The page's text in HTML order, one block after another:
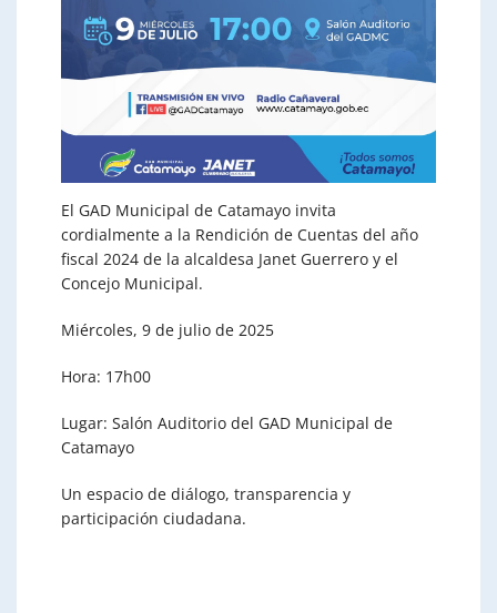
El GAD Municipal de Catamayo invita
cordialmente a la Rendición de Cuentas del año
fiscal 2024 de la alcaldesa Janet Guerrero y el
Concejo Municipal.
Miércoles, 9 de julio de 2025
Hora: 17h00
Lugar: Salón Auditorio del GAD Municipal de
Catamayo
Un espacio de diálogo, transparencia y
participación ciudadana.